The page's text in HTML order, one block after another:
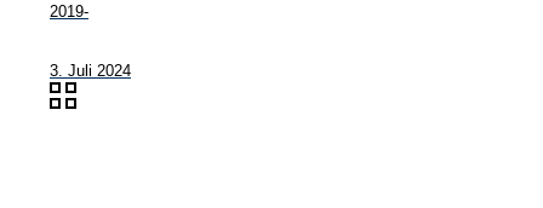
2019-
3. Juli 2024